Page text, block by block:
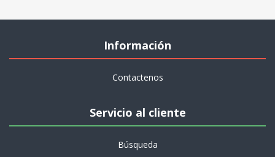
Información
Contactenos
Servicio al cliente
Búsqueda